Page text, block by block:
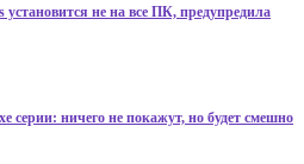
не на все ПК, предупредила
серии: ничего не покажут, но будет смешно